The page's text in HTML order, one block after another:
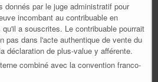
donnés par le juge administratif pour
incombant au contribuable en
a souscrites. Le contribuable pourrait
pas dans l'acte authentique de vente du
déclaration de plus-value y afférente.
combiné avec la convention franco-